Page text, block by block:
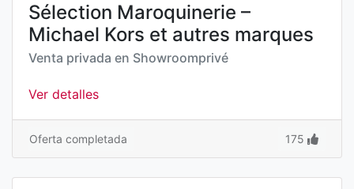
Sélection Maroquinerie –
Michael Kors et autres marques
Venta privada en Showroomprivé
Ver detalles
Oferta completada 175